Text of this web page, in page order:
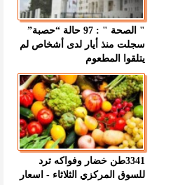
" الصحة " : 97 حالة “حصبة”
سجلت منذ أيار لدى أشخاص لم
يتلقوا المطعوم
3341طن خضار وفواكه ترد
للسوق المركزي الثلاثاء - اسعار